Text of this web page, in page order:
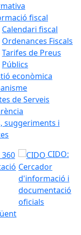
fiscal
Calendari fiscal
Ordenances Fiscals
Tarifes de Preus
Públics
econòmica
de Serveis
suggeriments i
CIDO:
Cercador
d'informació i
documentació
oficials